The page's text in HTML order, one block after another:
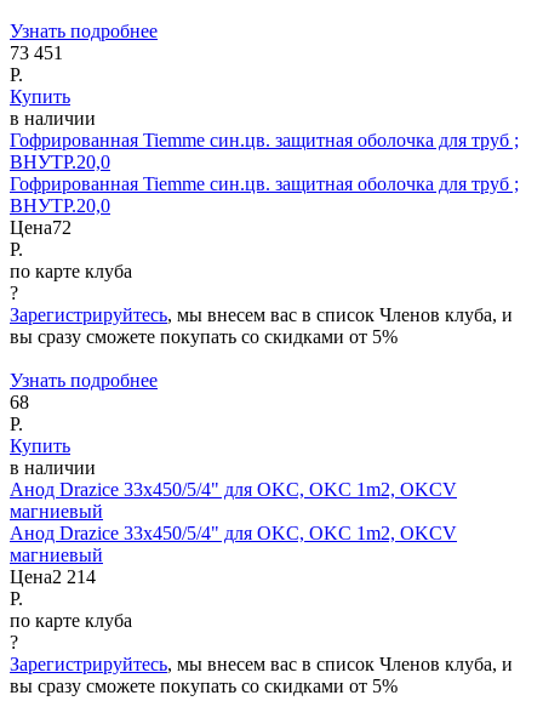
Узнать подробнее
73 451
Р.
Купить
в наличии
Гофрированная Tiemme син.цв. защитная оболочка для труб ;
ВНУТР.20,0
Гофрированная Tiemme син.цв. защитная оболочка для труб ;
ВНУТР.20,0
Цена72
Р.
по карте клуба
?
Зарегистрируйтесь, мы внесем вас в список Членов клуба, и
вы сразу сможете покупать со скидками от 5%
Узнать подробнее
68
Р.
Купить
в наличии
Анод Drazice 33х450/5/4" для OKC, OKC 1m2, OKCV
магниевый
Анод Drazice 33х450/5/4" для OKC, OKC 1m2, OKCV
магниевый
Цена2 214
Р.
по карте клуба
?
Зарегистрируйтесь, мы внесем вас в список Членов клуба, и
вы сразу сможете покупать со скидками от 5%